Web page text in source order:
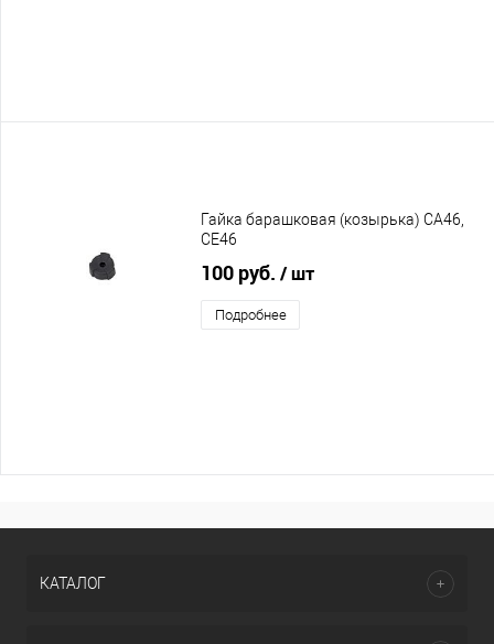
Гайка барашковая (козырька) CA46,
CE46
100 руб. / шт
Подробнее
КАТАЛОГ